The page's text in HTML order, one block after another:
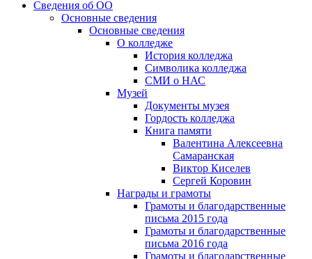
Сведения об ОО
Основные сведения
Основные сведения
О колледже
История колледжа
Символика колледжа
СМИ о НАС
Музей
Документы музея
Гордость колледжа
Книга памяти
Валентина Алексеевна
Самаранская
Виктор Киселев
Сергей Коровин
Награды и грамоты
Грамоты и благодарственные
письма 2015 года
Грамоты и благодарственные
письма 2016 года
Грамоты и благодарственные